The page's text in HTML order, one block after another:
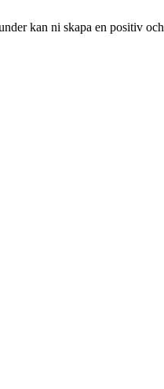
kan ni skapa en positiv och